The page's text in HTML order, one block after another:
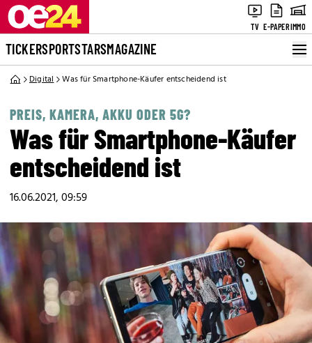
TV E-PAPERIMMO
TICKERSPORTSTARSMAGAZINE
Digital Was für Smartphone-Käufer entscheidend ist
PREIS, KAMERA, AKKU ODER 5G?
Was für Smartphone-Käufer
entscheidend ist
16.06.2021, 09:59